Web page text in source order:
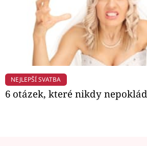
NEJLEPŠÍ SVATBA
6 otázek, které nikdy